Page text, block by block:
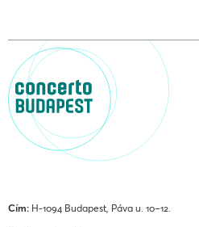
Cím: H-1094 Budapest, Páva u. 10–12.